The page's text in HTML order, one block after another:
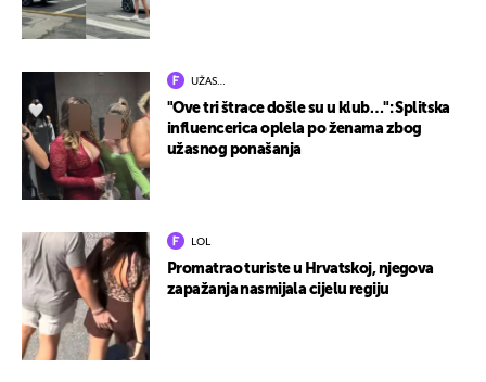
UŽAS…
"Ove tri štrace došle su u klub…": Splitska
influencerica oplela po ženama zbog
užasnog ponašanja
LOL
Promatrao turiste u Hrvatskoj, njegova
zapažanja nasmijala cijelu regiju